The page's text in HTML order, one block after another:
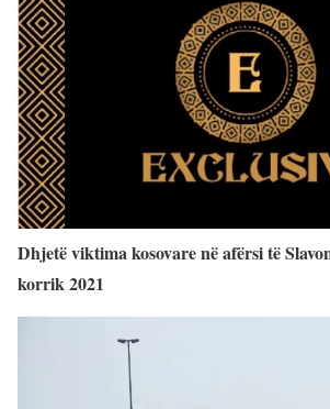
Dhjetë viktima kosovare në afërsi të
korrik 2021